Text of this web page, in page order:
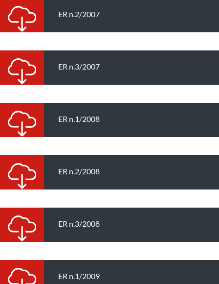
ER n.2/2007
ER n.3/2007
ER n.1/2008
ER n.2/2008
ER n.3/2008
ER n.1/2009